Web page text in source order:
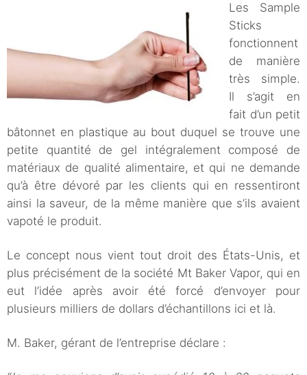
Les Sample
Sticks
fonctionnent
de manière
très simple.
Il s’agit en
fait d’un petit
bâtonnet en plastique au bout duquel se trouve une
petite quantité de gel intégralement composé de
matériaux de qualité alimentaire, et qui ne demande
qu’à être dévoré par les clients qui en ressentiront
ainsi la saveur, de la même manière que s’ils avaient
vapoté le produit.
Le concept nous vient tout droit des États-Unis, et
plus précisément de la société Mt Baker Vapor, qui en
eut l’idée après avoir été forcé d’envoyer pour
plusieurs milliers de dollars d’échantillons ici et là.
M. Baker, gérant de l’entreprise déclare :